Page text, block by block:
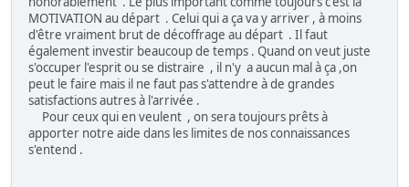
MOTIVATION au départ . Celui qui a ça va y arriver , à moins
d'être vraiment brut de décoffrage au départ . Il faut
également investir beaucoup de temps . Quand on veut juste
s'occuper l'esprit ou se distraire , il n'y a aucun mal à ça ,on
peut le faire mais il ne faut pas s'attendre à de grandes
satisfactions autres à l'arrivée .
Pour ceux qui en veulent , on sera toujours prêts à
apporter notre aide dans les limites de nos connaissances
s'entend .